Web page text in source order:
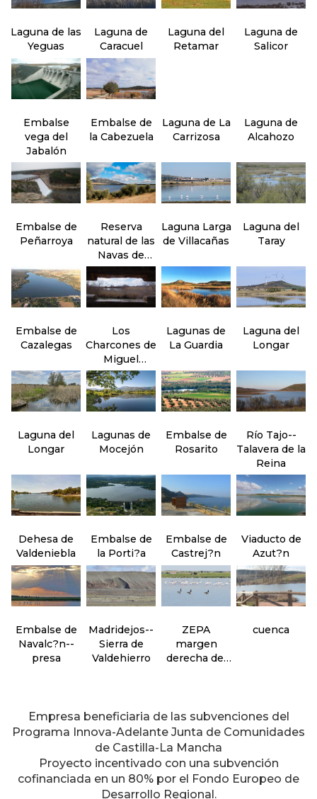
Laguna de las
Yeguas
Laguna de
Caracuel
Laguna del
Retamar
Laguna de
Salicor
Embalse
vega del
Jabalón
Embalse de
la Cabezuela
Laguna de La
Carrizosa
Laguna de
Alcahozo
Embalse de
Peñarroya
Reserva
natural de las
Navas de
Malagón
Laguna Larga
de Villacañas
Laguna del
Taray
Embalse de
Cazalegas
Los
Charcones de
Miguel
Esteban
Lagunas de
La Guardia
Laguna del
Longar
Laguna del
Longar
Lagunas de
Mocejón
Embalse de
Rosarito
Río Tajo--
Talavera de la
Reina
Dehesa de
Valdeniebla
Embalse de
la Porti?a
Embalse de
Castrej?n
Viaducto de
Azut?n
Embalse de
Navalc?n--
presa
Madridejos--
Sierra de
Valdehierro
ZEPA
margen
derecha del
cuenca
Empresa beneficiaria de las subvenciones del
Programa Innova-Adelante Junta de Comunidades
de Castilla-La Mancha
Proyecto incentivado con una subvención
cofinanciada en un 80% por el Fondo Europeo de
Desarrollo Regional.